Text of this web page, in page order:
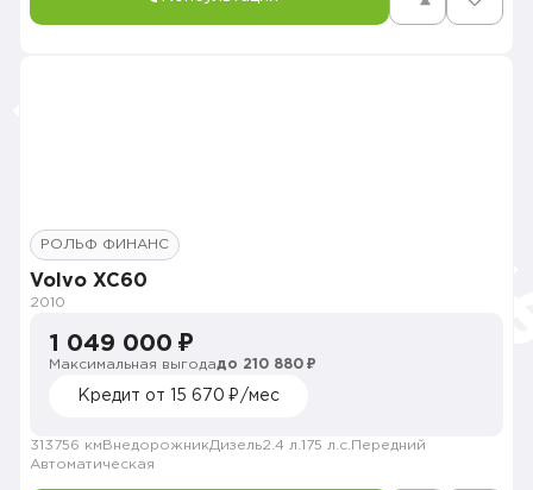
РОЛЬФ ФИНАНС
Volvo XC60
2010
1 049 000 ₽
Максимальная выгодадо 210 880 ₽
Кредит от 15 670 ₽/мес
313756 км ВнедорожникДизель2.4 л. 175 л.с. Передний
Автоматическая